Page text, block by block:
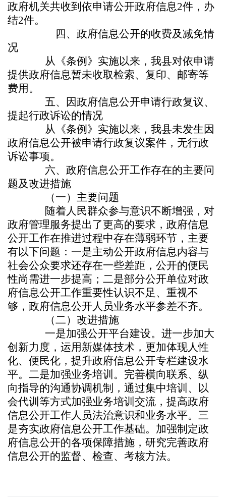
政府机关共收到依申请公开政府信息2件，办
结2件。
四、政府信息公开的收费及减免情
况
从《条例》实施以来，我县对依申请
提供政府信息暂未收取检索、复印、邮寄等
费用。
五、因政府信息公开申请行政复议、
提起行政诉讼的情况
从《条例》实施以来，我县未发生因
政府信息公开被申请行政复议案件，无行政
诉讼事项。
六、政府信息公开工作存在的主要问
题及改进措施
（一）主要问题
随着人民群众参与意识不断增强，对
政府管理服务提出了更高的要求，政府信息
公开工作在推进过程中存在薄弱环节，主要
有以下问题：一是主动公开政府信息内容与
社会公众要求还存在一些差距，公开的便民
性尚需进一步提高；二是部分公开单位对政
府信息公开工作重要性认识不足、重视不
够，政府信息公开人员业务水平参差不齐。
（二）改进措施
一是加强公开平台建设。进一步加大
创新力度，运用新媒体技术，更加体现人性
化、便民化，提升政府信息公开专栏建设水
平。二是加强业务培训。完善横向联系、纵
向指导的沟通协调机制，通过集中培训、以
会代训等方式加强业务培训交流，提高政府
信息公开工作人员法治意识和业务水平。三
是夯实政府信息公开工作基础。加强制定政
府信息公开的各项保障措施，研究完善政府
信息公开的监督、检查、考核方法。